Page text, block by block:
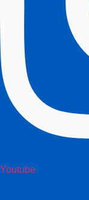
Youtube